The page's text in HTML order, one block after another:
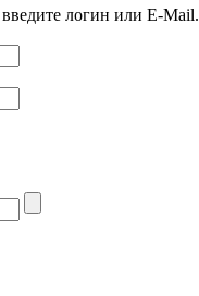
логин или E-Mail.